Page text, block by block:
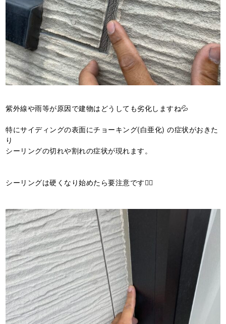
紫外線や雨等が原因で建物はどうしても劣化しますね💦
特にサイディングの表面にチョーキング(白亜化) の症状がおきた
り
シーリングの切れや割れの症状が現れます。
シーリングは硬くなり始めたら要注意です🙅‍♂️